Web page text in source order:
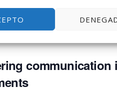
Una de las fases críticas en un […]
communication